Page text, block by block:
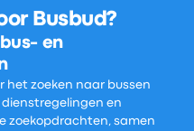
Busbud?
en
het zoeken naar bussen
dienstregelingen en
zoekopdrachten, samen